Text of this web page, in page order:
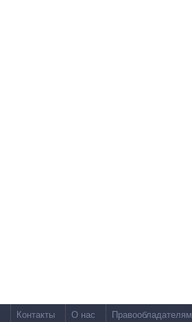
Контакты О нас Правообладателям